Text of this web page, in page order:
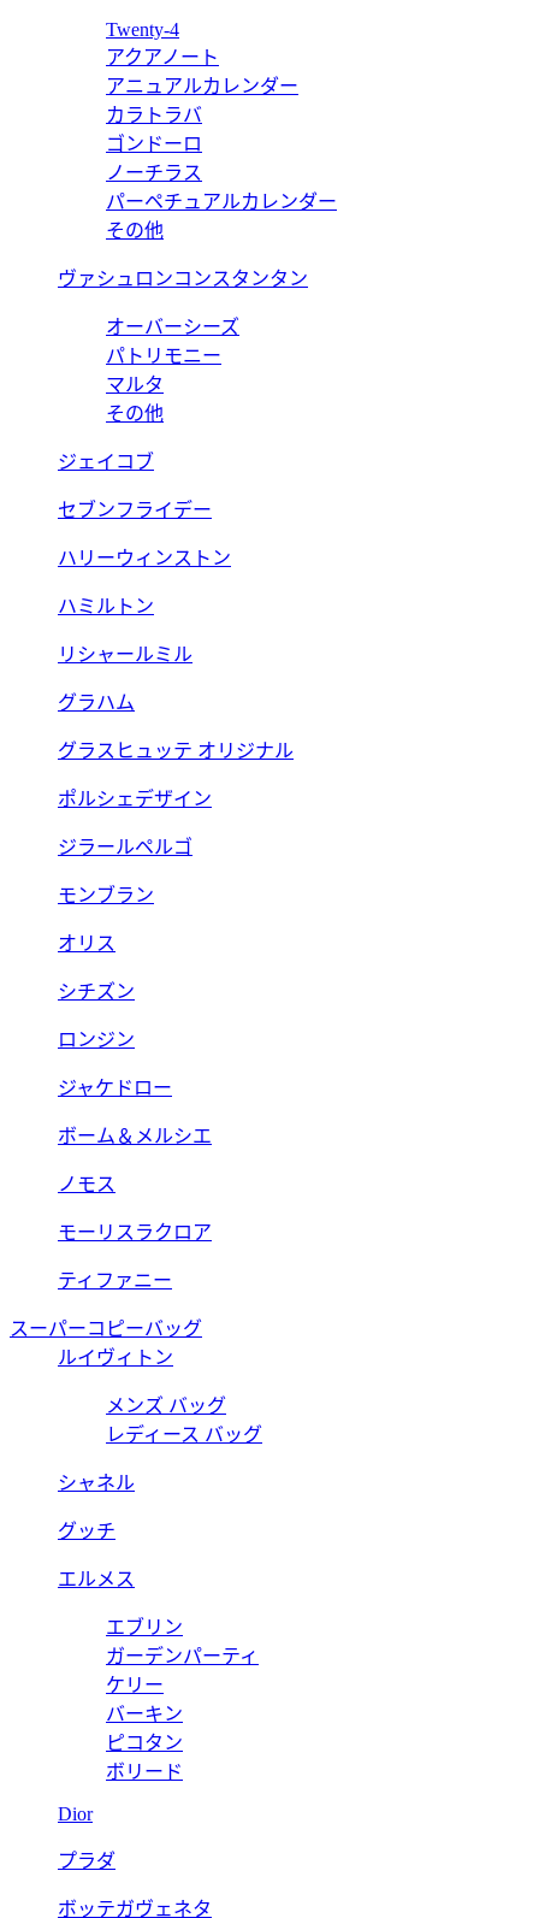
Twenty-4
アクアノート
アニュアルカレンダー
カラトラバ
ゴンドーロ
ノーチラス
パーペチュアルカレンダー
その他
ヴァシュロンコンスタンタン
オーバーシーズ
パトリモニー
マルタ
その他
ジェイコブ
セブンフライデー
ハリーウィンストン
ハミルトン
リシャールミル
グラハム
グラスヒュッテ オリジナル
ポルシェデザイン
ジラールペルゴ
モンブラン
オリス
シチズン
ロンジン
ジャケドロー
ボーム＆メルシエ
ノモス
モーリスラクロア
ティファニー
スーパーコピーバッグ
ルイヴィトン
メンズ バッグ
レディース バッグ
シャネル
グッチ
エルメス
エブリン
ガーデンパーティ
ケリー
バーキン
ピコタン
ボリード
Dior
プラダ
ボッテガヴェネタ